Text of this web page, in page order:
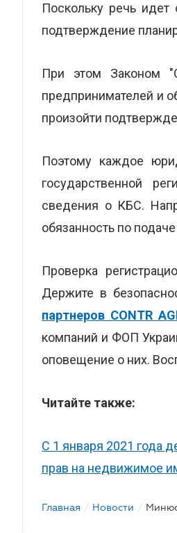
Поскольку речь
подтверждение
При этом Законом
предпринимателей и
произойти
Поэтому каждое
государственной
сведения о КБС.
обязанность по
Проверка
Держите в
партнеров CONTR
компаний и ФОП
оповещение о них.
Читайте также:
С 1 января 2021 года
прав на недвижимое
Главная / Новости /